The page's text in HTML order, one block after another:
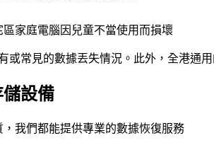
家庭電腦因兒童不當使用而損壞
或常見的數據丟失情況。此外，全港通
設備
我們都能提供專業的數據恢復服務